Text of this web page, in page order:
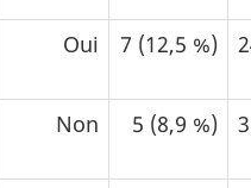
Oui 7 (12,5 %)
Non 5 (8,9 %)